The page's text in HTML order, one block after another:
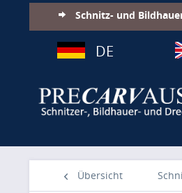
Schnitz- und
DE
Übersicht